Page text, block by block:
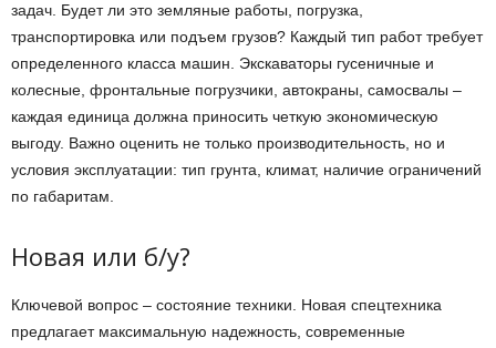
задач. Будет ли это земляные работы, погрузка,
транспортировка или подъем грузов? Каждый тип работ требует
определенного класса машин. Экскаваторы гусеничные и
колесные, фронтальные погрузчики, автокраны, самосвалы –
каждая единица должна приносить четкую экономическую
выгоду. Важно оценить не только производительность, но и
условия эксплуатации: тип грунта, климат, наличие ограничений
по габаритам.
Новая или б/у?
Ключевой вопрос – состояние техники. Новая спецтехника
предлагает максимальную надежность, современные